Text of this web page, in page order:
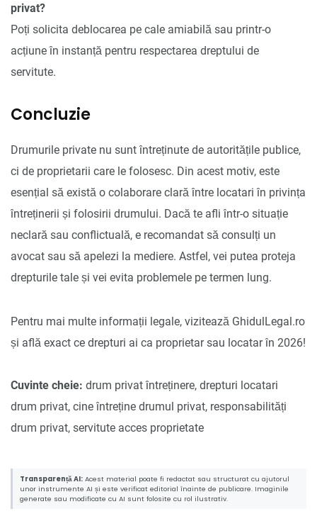
privat?
Poți solicita deblocarea pe cale amiabilă sau printr-o
acțiune în instanță pentru respectarea dreptului de
servitute.
Concluzie
Drumurile private nu sunt întreținute de autoritățile publice,
ci de proprietarii care le folosesc. Din acest motiv, este
esențial să există o colaborare clară între locatari în privința
întreținerii și folosirii drumului. Dacă te afli într-o situație
neclară sau conflictuală, e recomandat să consulți un
avocat sau să apelezi la mediere. Astfel, vei putea proteja
drepturile tale și vei evita problemele pe termen lung.
Pentru mai multe informații legale, vizitează GhidulLegal.ro
și află exact ce drepturi ai ca proprietar sau locatar în 2026!
Cuvinte cheie: drum privat întreținere, drepturi locatari
drum privat, cine întreține drumul privat, responsabilități
drum privat, servitute acces proprietate
Transparență AI: Acest material poate fi redactat sau structurat cu ajutorul
unor instrumente AI și este verificat editorial înainte de publicare. Imaginile
generate sau modificate cu AI sunt folosite cu rol ilustrativ.